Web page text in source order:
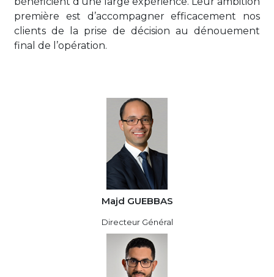
première est d’accompagner efficacement nos
clients de la prise de décision au dénouement
final de l’opération.
Majd GUEBBAS
Directeur Général